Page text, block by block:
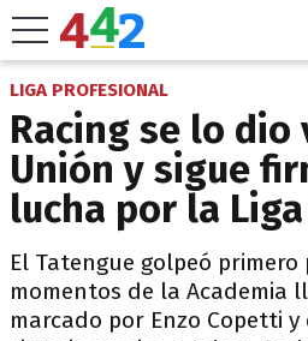
LIGA PROFESIONAL
Racing se lo dio
Unión y sigue
lucha por la
El Tatengue golpeó primero
momentos de la Academia
marcado por Enzo Copetti